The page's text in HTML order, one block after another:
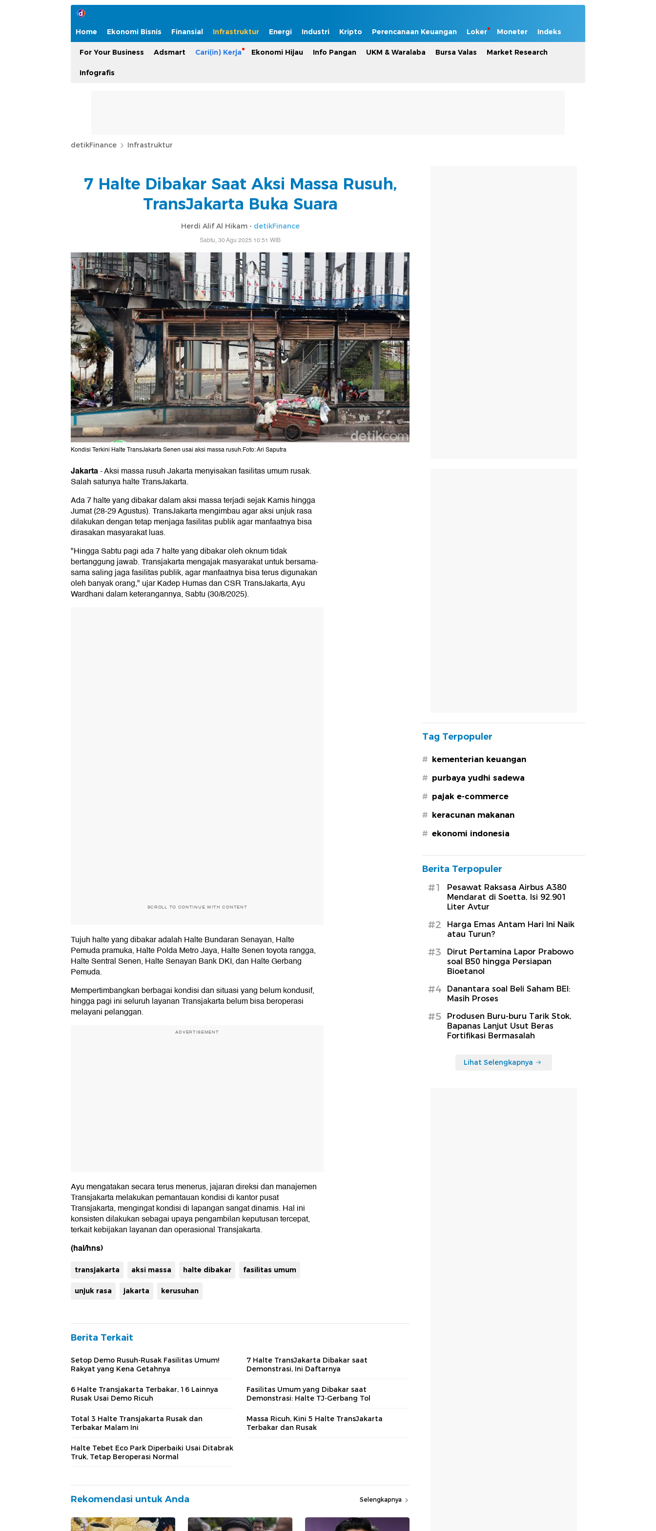
Home Ekonomi Bisnis Finansial Infrastruktur Energi Industri Kripto Perencanaan Keuangan Loker Moneter Indeks
For Your Business Adsmart Cari(in) Kerja Ekonomi Hijau Info Pangan UKM & Waralaba Bursa Valas Market Research
Infografis
detikFinance Infrastruktur
7 Halte Dibakar Saat Aksi Massa Rusuh,
TransJakarta Buka Suara
Herdi Alif Al Hikam - detikFinance
Sabtu, 30 Agu 2025 10:51 WIB
Kondisi Terkini Halte TransJakarta Senen usai aksi massa rusuh.Foto: Ari Saputra
Jakarta-Aksi massa rusuh Jakarta menyisakan fasilitas umum rusak.
Salah satunya halte TransJakarta.
Ada 7 halte yang dibakar dalam aksi massa terjadi sejak Kamis hingga
Jumat (28-29 Agustus). TransJakarta mengimbau agar aksi unjuk rasa
dilakukan dengan tetap menjaga fasilitas publik agar manfaatnya bisa
dirasakan masyarakat luas.
"Hingga Sabtu pagi ada 7 halte yang dibakar oleh oknum tidak
bertanggung jawab. Transjakarta mengajak masyarakat untuk bersama-
sama saling jaga fasilitas publik, agar manfaatnya bisa terus digunakan
oleh banyak orang," ujar Kadep Humas dan CSR TransJakarta, Ayu
Wardhani dalam keterangannya, Sabtu (30/8/2025).
SCROLL TO CONTINUE WITH CONTENT
Tujuh halte yang dibakar adalah Halte Bundaran Senayan, Halte
Pemuda pramuka, Halte Polda Metro Jaya, Halte Senen toyota rangga,
Halte Sentral Senen, Halte Senayan Bank DKI, dan Halte Gerbang
Pemuda.
Mempertimbangkan berbagai kondisi dan situasi yang belum kondusif,
hingga pagi ini seluruh layanan Transjakarta belum bisa beroperasi
melayani pelanggan.
ADVERTISEMENT
Ayu mengatakan secara terus menerus, jajaran direksi dan manajemen
Transjakarta melakukan pemantauan kondisi di kantor pusat
Transjakarta, mengingat kondisi di lapangan sangat dinamis. Hal ini
konsisten dilakukan sebagai upaya pengambilan keputusan tercepat,
terkait kebijakan layanan dan operasional Transjakarta.
(hal/hns)
transjakarta aksi massa halte dibakar fasilitas umum
unjuk rasa jakarta kerusuhan
Berita Terkait
Setop Demo Rusuh-Rusak Fasilitas Umum!
Rakyat yang Kena Getahnya
7 Halte TransJakarta Dibakar saat
Demonstrasi, Ini Daftarnya
6 Halte Transjakarta Terbakar, 16 Lainnya
Rusak Usai Demo Ricuh
Fasilitas Umum yang Dibakar saat
Demonstrasi: Halte TJ-Gerbang Tol
Total 3 Halte Transjakarta Rusak dan
Terbakar Malam Ini
Massa Ricuh, Kini 5 Halte TransJakarta
Terbakar dan Rusak
Halte Tebet Eco Park Diperbaiki Usai Ditabrak
Truk, Tetap Beroperasi Normal
Rekomendasi untuk Anda Selengkapnya
Tag Terpopuler
# kementerian keuangan
# purbaya yudhi sadewa
# pajak e-commerce
# keracunan makanan
# ekonomi indonesia
Berita Terpopuler
#1
Pesawat Raksasa Airbus A380
Mendarat di Soetta, Isi 92.901
Liter Avtur
#2
Harga Emas Antam Hari Ini Naik
atau Turun?
#3
Dirut Pertamina Lapor Prabowo
soal B50 hingga Persiapan
Bioetanol
#4
Danantara soal Beli Saham BEI:
Masih Proses
#5
Produsen Buru-buru Tarik Stok,
Bapanas Lanjut Usut Beras
Fortifikasi Bermasalah
Lihat Selengkapnya